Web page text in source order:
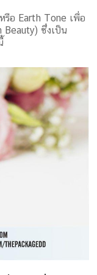
รือ Earth Tone เพื่อ
Beauty) ซึ่งเป็น